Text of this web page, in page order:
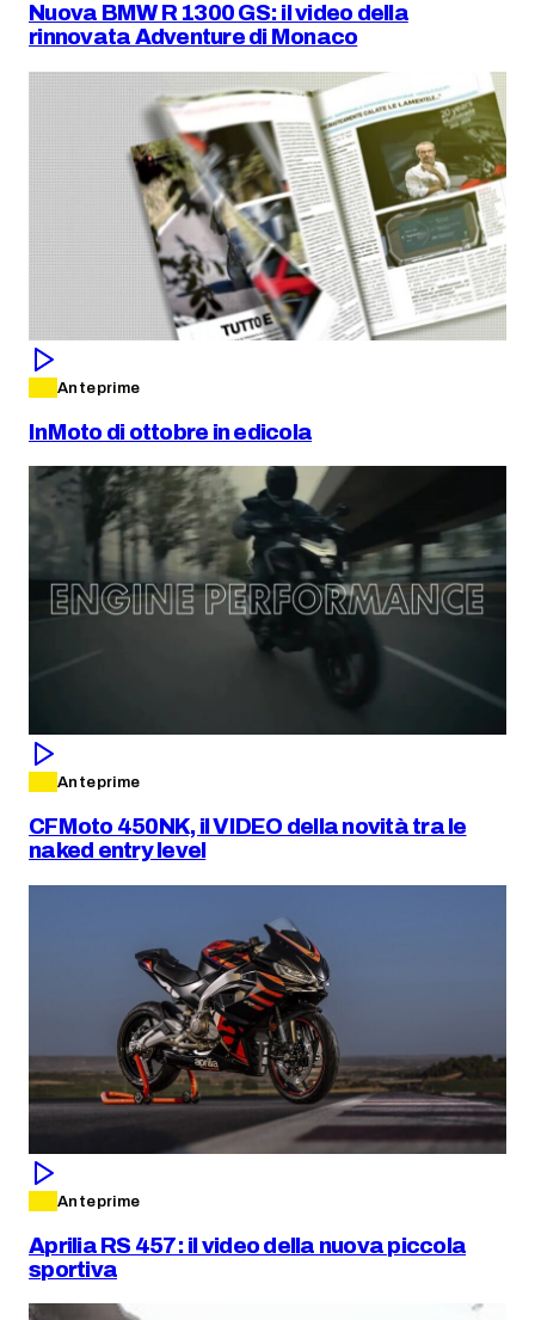
Nuova BMW R 1300 GS: il video della
rinnovata Adventure di Monaco
Anteprime
InMoto di ottobre in edicola
Anteprime
CFMoto 450NK, il VIDEO della novità tra le
naked entry level
Anteprime
Aprilia RS 457: il video della nuova piccola
sportiva